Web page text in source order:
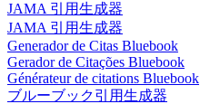
JAMA 引用生成器
JAMA 引用生成器
Generador de Citas Bluebook
Gerador de Citações Bluebook
Générateur de citations Bluebook
ブルーブック引用生成器